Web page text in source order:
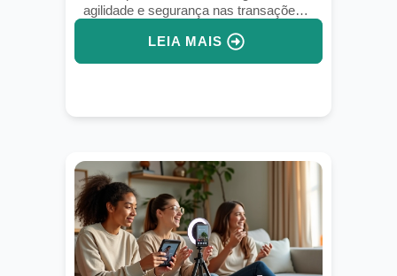
agilidade e segurança nas transações
LEIA MAIS